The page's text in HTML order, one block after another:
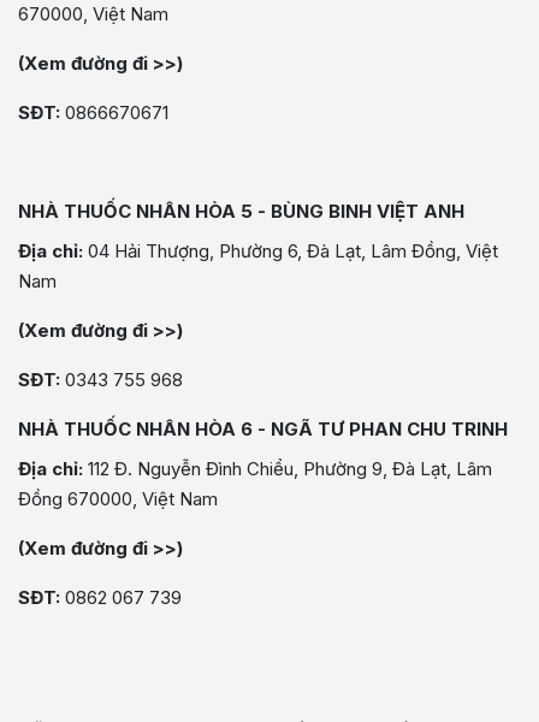
670000, Việt Nam
(Xem đường đi >>)
SĐT: 0866670671
NHÀ THUỐC NHÂN HÒA 5 - BÙNG BINH VIỆT ANH
Địa chỉ: 04 Hải Thượng, Phường 6, Đà Lạt, Lâm Đồng, Việt
Nam
(Xem đường đi >>)
SĐT: 0343 755 968
NHÀ THUỐC NHÂN HÒA 6 - NGÃ TƯ PHAN CHU TRINH
Địa chỉ: 112 Đ. Nguyễn Đình Chiểu, Phường 9, Đà Lạt, Lâm
Đồng 670000, Việt Nam
(Xem đường đi >>)
SĐT: 0862 067 739